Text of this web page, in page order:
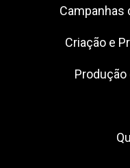
Campanhas
Criação e
Produção